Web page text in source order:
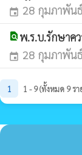
event 28 กุมภาพัน
find_in_page พ.ร.บ.รักษาค
event 28 กุมภาพัน
1 1 - 9 (ทั้งหมด 9 รา